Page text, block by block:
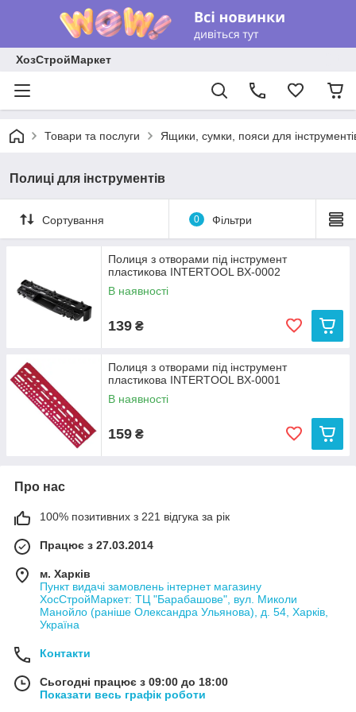
ХозСтройМаркет
Товари та послуги Ящики, сумки, пояси для
Полиці для інструментів
Сортування 0 Фільтри
Полиця з отворами під інструмент
пластикова INTERTOOL BX-0002
В наявності
139 ₴
Полиця з отворами під інструмент
пластикова INTERTOOL BX-0001
В наявності
159 ₴
Про нас
100% позитивних з 221 відгука за рік
Працює з 27.03.2014
м. Харків
Пункт видачі замовлень інтернет магазину
ХосСтройМаркет: ТЦ "Барабашове", вул. Миколи
Манойло (раніше Олександра Ульянова), д. 54, Харків,
Україна
Контакти
Сьогодні працює з 09:00 до 18:00
Показати весь графік роботи